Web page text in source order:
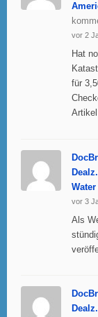
vor 2
Hat
für
vor 3
Als